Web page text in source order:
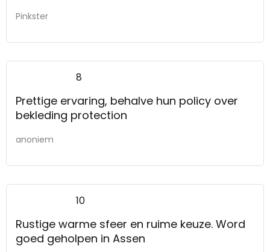
Pinkster
8
Prettige ervaring, behalve hun policy over
bekleding protection
anoniem
10
Rustige warme sfeer en ruime keuze. Word
goed geholpen in Assen